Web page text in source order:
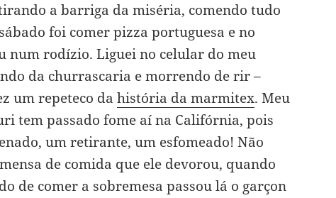
a barriga da miséria, comendo tudo
foi comer pizza portuguesa e no
num rodízio. Liguei no celular do meu
da churrascaria e morrendo de rir –
um repeteco dahistória da marmitex. Meu
tem passado fome aí na Califórnia, pois
um retirante, um esfomeado! Não
de comida que ele devorou, quando
de comer a sobremesa passou lá o garçon